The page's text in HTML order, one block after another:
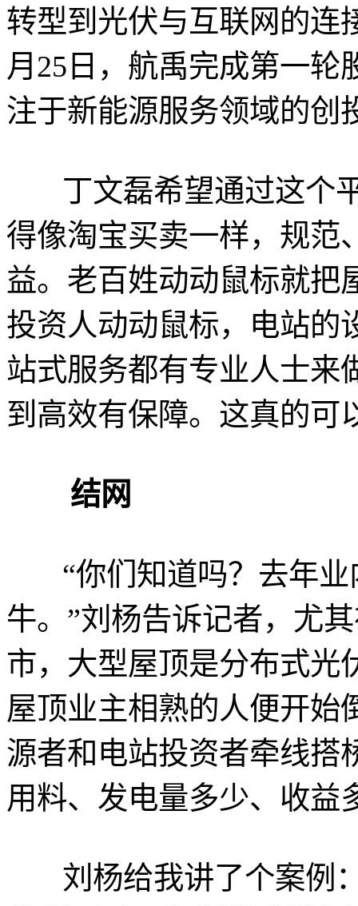
转型到光伏与互联网的连
月25日，航禹完成第一
注于新能源服务领域的创
丁文磊希望通过这个平
得像淘宝买卖一样，规范
益。老百姓动动鼠标就把
投资人动动鼠标，电站的
站式服务都有专业人士来
到高效有保障。这真的可
结网
“你们知道吗？去年业
牛。”刘杨告诉记者，尤
市，大型屋顶是分布式光
屋顶业主相熟的人便开始
源者和电站投资者牵线搭
用料、发电量多少、收益
刘杨给我讲了个案例：